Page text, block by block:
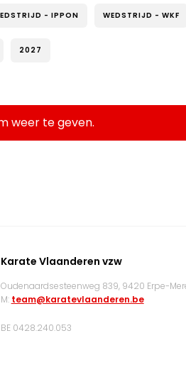
- IPPON WEDSTRIJD - WKF
2027
weer te geven.
Karate Vlaanderen vzw
Oudenaardsesteenweg 839, 9420 Erpe-
M: team@karatevlaanderen.be
BE 0428.240.053